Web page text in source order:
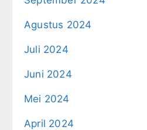
Agustus 2024
Juli 2024
Juni 2024
Mei 2024
April 2024